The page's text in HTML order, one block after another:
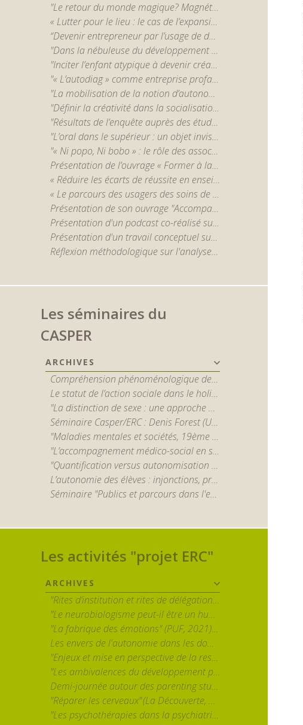
"Le retour du monde magique? Magnétisme, chamanisme et conflits de modernités." par Fanny Charrasse
« Lutter pour le lieu : le cas de l’expansion de l’aéroport de Liège » par Lucile Denis
“Devenir entrepreneur par l’usage de développement personnel : une sociologie politique du travail de transformation de soi” par Heiko Royet-Galante
"Dans la nébuleuse du développement personnel : du "cocon" à l'espace des pratiques." par Victor Chareyron
"Inciter l’enfant atypique à devenir créatif. Pratiques artistiques et redéfinitions du normal." par Etienne Beylot
"« L’autodiag » comme entreprise profane de construction de la réalité sociale d’un trouble psychiatrique" par Alexandre Lenrumé
"La mobilisation de la notion d’autonomie dans l’intervention en santé mentale : étude en contexte de soutien à l’habitation au Québec" par Andréanne Courtemanche
"Définir la créativité dans la socialisation scolaire" par Alexandra Syskova (CASPER, UCLouvain Saint-Louis - Bruxelles)
"Résultats de l’enquête auprès des étudiants de l’Université Saint-Louis Bruxelles de la recherche-action "Lutter contre l’échec. Repenser la relation pédagogique ». " par Véronique Degraef (CASPER, UCLouvain Saint-Louis Bruxelles)
"L’oral dans le supérieur : un objet invisibilisé dans la recherche, mais omniprésent" par Caroline Scheepers (CASPER, UCLouvain Saint-Louis Bruxelles)
"« Ni popo, Ni bobo » : le rôle des associations culturelles en quartier populaire." par Alice Le Gall-Cécillon (LIER-FYT)
Présentation de l’ouvrage « Former à la lecture, former par la lecture dans le supérieur » (à paraître, 2024) par Caroline Scheepers (CASPER, UCLouvain Saint-Louis Bruxelles)
« Réduire les écarts de réussite en enseignement supérieur : le rôle clef des pratiques enseignantes observées. » par Justine Jacquemart (UCLouvain)
« Le parcours des usagers des soins de santé mentale en Belgique : un objet à (re)penser dans le contexte de la réforme ‘Psy 107’ » par Sophie Pesesse (CASPER)
Présentation de son ouvrage "Accompagner le mémoire en formation d'enseignants" par C. Scheepers
Présentation d'un podcast co-réalisé sur la loyauté, le militantisme et l'existence en conditions extrêmes, par J.-M. Chaumont
Présentation d'un travail conceptuel sur l'accompagnement entre pairs dans l'enseignement supérieur, par K. Dejean et S. Giraldo
Réflexion méthodologique sur l'analyse d'entretiens avec des jeunes en réinsertion confrontés à du coaching, par A. Bregeon-Poirault
Les séminaires du
CASPER
ARCHIVES
Compréhension phénoménologique de la schizophrénie : apports et limites des outils qualitatifs - par Jérôme Englebert
Le statut de l’action sociale dans le holisme – Critique des sociologies potestatives et interactionnistes - par Stéphane Vibert
"La distinction de sexe : une approche maussienne en études de genre et quelques débats au sein du holisme méthodologique" par Irène Théry
Séminaire Casper/ERC : Denis Forest (Université Paris-1) “Santé mentale, bien-être, et promesses de la recherche en neurosciences”
"Maladies mentales et sociétés, 19ème - 21ème siècles" par Nicolas Henckes (CNRS) et Benoît Majerus (U. du Luxembourg)
"L’accompagnement médico-social en santé mentale : politiques, organisations, pratiques et expériences sociales du handicap psychique" par Marcos Azevedo (EHESS)
"Quantification versus autonomisation ? Retour sur les épreuves organisationnelles d'un opérateur social dédié au relogement en Île-de-France" par Baptiste Legros (LIER-FYT, EHESS)
L’autonomie des élèves : injonctions, pratiques, inégalités - P. Rayou (sociologue, professeur émérite en sciences de l’éducation de l’Université Paris 8)
Séminaire "Publics et parcours dans l'enseignement supérieur"
Les activités "projet ERC"
ARCHIVES
"Rites d’institution et rites de délégation. A propos de deux régimes d’intervention sur autrui" - par Albert Ogien
"Le neurobiologisme peut-il être un humanisme ? Sur l’usage des neurosciences dans l’intervention psychosociale" - par Sébastien Lemerle
"La fabrique des émotions" (PUF, 2021) par Louis Quéré
Les envers de l'autonomie dans les domaines de la parentalité, de l'éducation et de la santé mentale
"Enjeux et mise en perspective de la responsabilisation individuelle dans la prime enfance contemporaine" par Ghislain Leroy
"Les ambivalences du développement personnel. Analyse des réceptions, usages et effets d’une formation en entreprise" par Hélène Stevens (GRESCO / Université de Poitiers)
Demi-journée autour des parenting studies avec Jennie Bristow (Canterbury Christ Church University), Charlotte Faircloth (University College London) et Ellie Lee (University of Kent)
"Réparer les cerveaux" (La Découverte, 2021) par Muriel Darmon (CNRS)
"Les psychothérapies dans la psychiatrie publique. Transformations de l'esprit du soin et des ethos professionnels" par Elsa Forner-Ordioni (EHESS) et Nadia Garnoussi (Université de Lille)